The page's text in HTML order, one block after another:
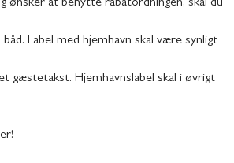
ønsker at benytte rabatordningen, skal du
båd. Label med hjemhavn skal være synligt
gæstetakst. Hjemhavnslabel skal i øvrigt